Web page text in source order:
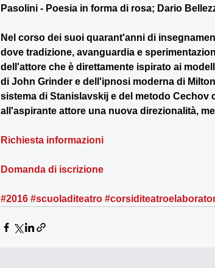
Pasolini - Poesia in forma di rosa; Dario
Nel corso dei suoi quarant'anni di
dove tradizione, avanguardia e
dell'attore che è direttamente ispirato ai
di John Grinder e dell'ipnosi moderna di
sistema di Stanislavskij e del metodo
all'aspirante attore una nuova direzionalità,
Richiesta informazioni
Domanda di iscrizione
#2016 #scuoladiteatro